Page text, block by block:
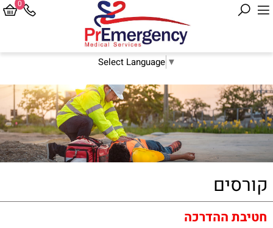
Select Language ▼
0
קורסים
חטיבת ההדרכה